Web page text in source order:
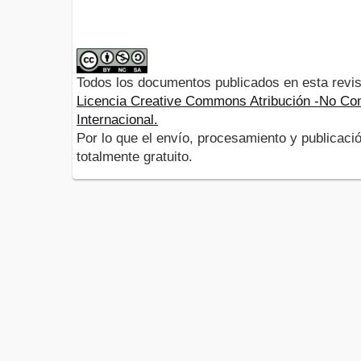
Todos los documentos publicados en esta
Licencia Creative Commons Atribución -No
Internacional.
Por lo que el envío, procesamiento y
totalmente gratuito.